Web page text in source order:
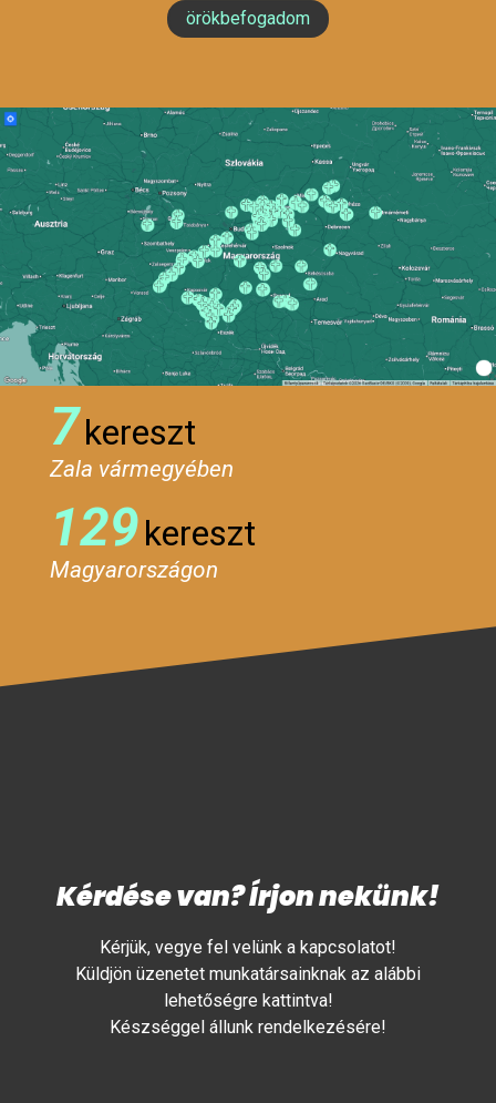
örökbefogadom
7kereszt
Zala vármegyében
129kereszt
Magyarországon
Kérdése van? Írjon nekünk!
Kérjük, vegye fel velünk a kapcsolatot!
Küldjön üzenetet munkatársainknak az alábbi
lehetőségre kattintva!
Készséggel állunk rendelkezésére!